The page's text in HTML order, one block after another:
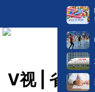
V视 | 省政